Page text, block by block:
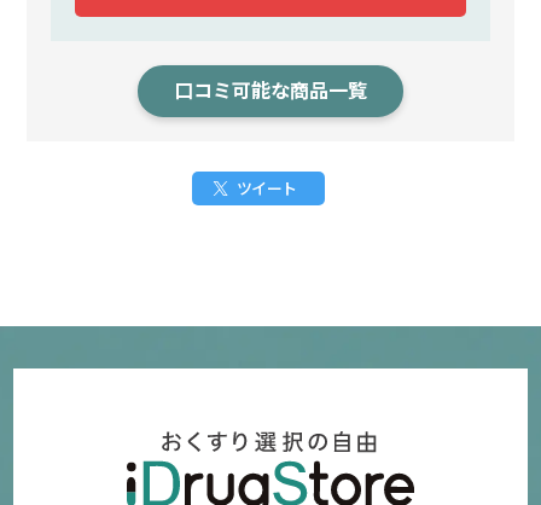
口コミ可能な商品一覧
ツイート